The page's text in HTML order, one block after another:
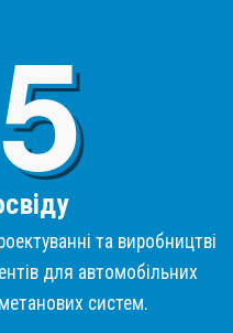
та виробництві
для автомобільних
систем.